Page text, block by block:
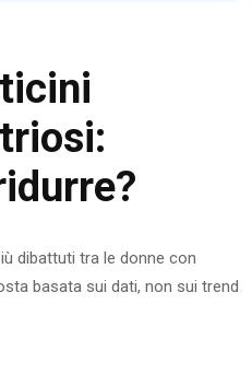
dibattuti tra le donne con
basata sui dati, non sui trend